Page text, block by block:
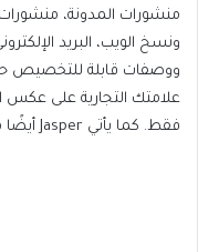
منشورات المدونة،
ووصفات قابلة للتخصيص
علامتك التجارية على عكس
فقط. كما يأتي Jasper أيضًا مزودًا بمولد الصور الخاص به.